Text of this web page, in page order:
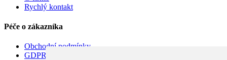
Rychlý kontakt
Péče o zákazníka
Obchodní podmínky
GDPR